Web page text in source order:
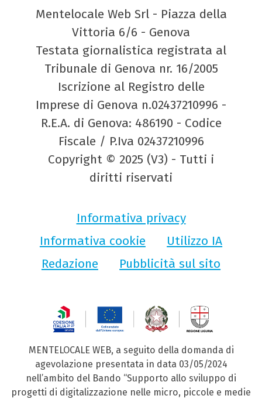
Mentelocale Web Srl - Piazza della
Vittoria 6/6 - Genova
Testata giornalistica registrata al
Tribunale di Genova nr. 16/2005
Iscrizione al Registro delle
Imprese di Genova n.02437210996 -
R.E.A. di Genova: 486190 - Codice
Fiscale / P.Iva 02437210996
Copyright © 2025 (V3) - Tutti i
diritti riservati
Informativa privacy
Informativa cookie
Utilizzo IA
Redazione
Pubblicità sul sito
MENTELOCALE WEB, a seguito della domanda di
agevolazione presentata in data 03/05/2024
nell’ambito del Bando “Supporto allo sviluppo di
progetti di digitalizzazione nelle micro, piccole e medie